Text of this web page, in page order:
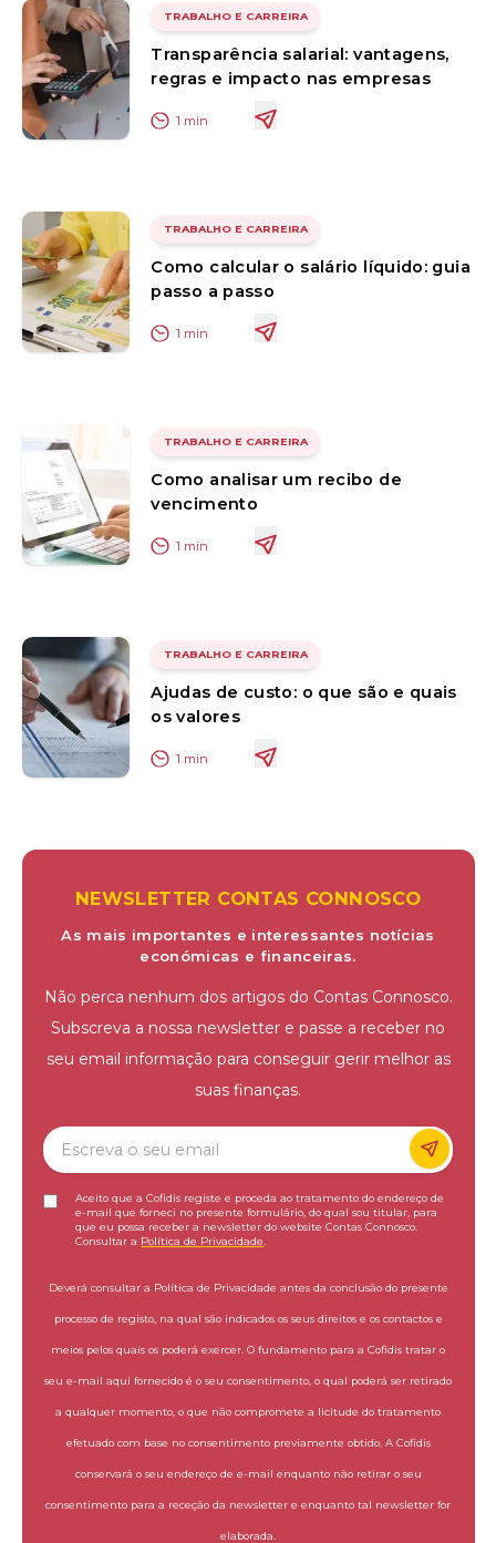
TRABALHO E CARREIRA
Transparência salarial: vantagens,
regras e impacto nas empresas
1 min
TRABALHO E CARREIRA
Como calcular o salário líquido: guia
passo a passo
1 min
TRABALHO E CARREIRA
Como analisar um recibo de
vencimento
1 min
TRABALHO E CARREIRA
Ajudas de custo: o que são e quais
os valores
1 min
NEWSLETTER CONTAS CONNOSCO
As mais importantes e interessantes notícias
económicas e financeiras.
Não perca nenhum dos artigos do Contas Connosco.
Subscreva a nossa newsletter e passe a receber no
seu email informação para conseguir gerir melhor as
suas finanças.
Aceito que a Cofidis registe e proceda ao tratamento do endereço de
e-mail que forneci no presente formulário, do qual sou titular, para
que eu possa receber a newsletter do website Contas Connosco.
Consultar a Política de Privacidade
Deverá consultar a Política de Privacidade antes da conclusão do presente
processo de registo, na qual são indicados os seus direitos e os contactos e
meios pelos quais os poderá exercer. O fundamento para a Cofidis tratar o
seu e-mail aqui fornecido é o seu consentimento, o qual poderá ser retirado
a qualquer momento, o que não compromete a licitude do tratamento
efetuado com base no consentimento previamente obtido. A Cofidis
conservará o seu endereço de e-mail enquanto não retirar o seu
consentimento para a receção da newsletter e enquanto tal newsletter for
elaborada.